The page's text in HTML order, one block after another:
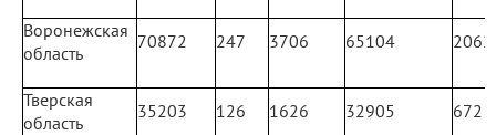
Воронежская
область
70872 247 3706 65104 2062
Тверская
область
35203 126 1626 32905 672